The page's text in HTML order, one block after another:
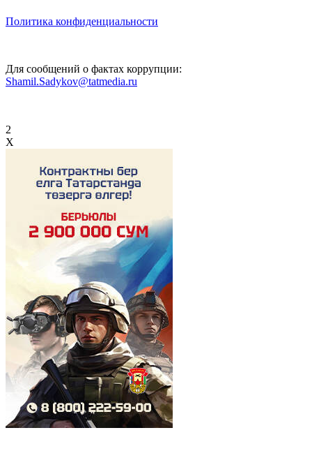
Политика конфиденциальности
Для сообщений о фактах коррупции:
Shamil.Sadykov@tatmedia.ru
2
X